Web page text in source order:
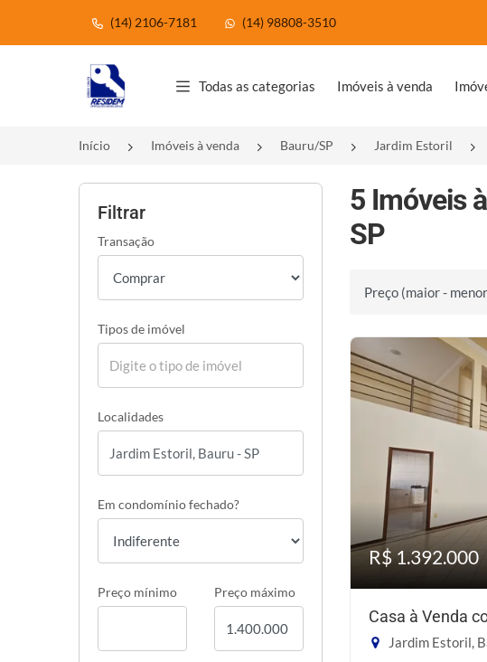
(14) 2106-7181 (14) 98808-3510
Página inicial
Todas as categorias Imóveis à venda
Início Imóveis à venda Bauru/SP Jardim Estoril
Filtrar
Transação
Tipos de imóvel
Localidades
Em condomínio fechado?
Preço mínimo Preço máximo
5 Imóveis
SP
Ordenar por
R$ 1.392.000
Casa à Venda
Jardim Estoril,